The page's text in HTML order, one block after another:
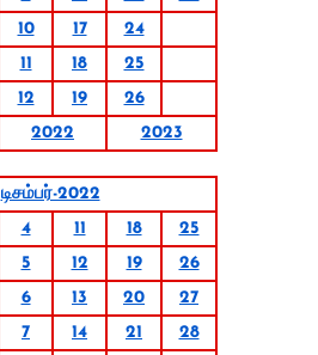
10 17
24
11 18
25
12 19
26
2022 2023
டிசம்பர்-2022
4 11 18
25
5 12 19
26
6 13 20
27
7 14 21
28